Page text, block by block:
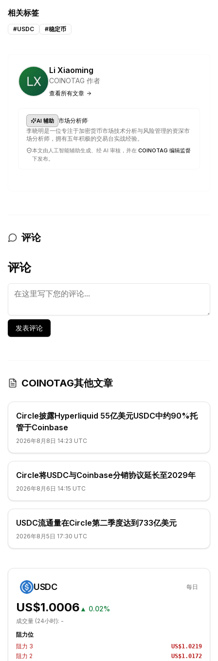
相关标签
#USDC #稳定币
Li Xiaoming
COINOTAG 作者
查看所有文章
AI 辅助 市场分析师·
李晓明是一位专注于加密货币市场技术分析与风险管理的资深市
场分析师，拥有五年积极的交易台实战经验。
本文由人工智能辅助生成、经 AI 审核，并在 COINOTAG 编辑监督
下发布。
评论
评论
发表评论
COINOTAG其他文章
Circle披露Hyperliquid 55亿美元USDC中约90%托
管于Coinbase
2026年8月8日 14:23 UTC
Circle将USDC与Coinbase分销协议延长至2029年
2026年8月6日 14:15 UTC
USDC流通量在Circle第二季度达到733亿美元
2026年8月5日 17:30 UTC
USDC 每日
US$1.0006 ▲ 0.02%
成交量 (24小时): -
阻力位
阻力 3 US$1.0219
阻力 2 US$1.0172